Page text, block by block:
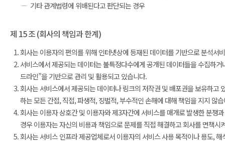
기타 관계법령에 위배된다고 판단되는 경우
제 15 조 (회사의 책임과 한계)
회사는 이용자의 편의를 위해 인터넷상에 등재된 데이터를 기반으로 분석서
서비스에서 제공되는 데이터는 불특정다수에게 공개된 데이터들을 수집하
드라인”을 기반으로 관리 및 활용되고 있습니다.
회사는 서비스에서 제공되는 데이터나 링크의 저작권 및 배포권을 보유하고
하는 모든 간접, 직접, 파생적, 징벌적, 부수적인 손해에 대해 책임을 지지 않
회사는 이용자 상호간 및 이용자와 제3자간에 서비스를 매개로 발생한 분쟁
경우 이용자는 자신의 비용과 책임으로 문제를 직접 해결하고 회사를 면책
회사는 서비스 인프라 제공업체로서 이용자의 서비스 사용 목적이나 용도,